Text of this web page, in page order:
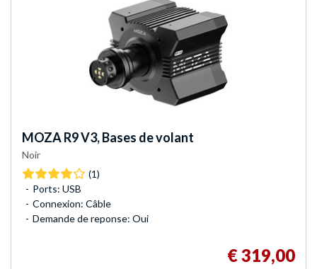
MOZAR9 V3, Bases de volant
Noir
(1)
Ports: USB
Connexion: Câble
Demande de reponse: Oui
€ 319,00